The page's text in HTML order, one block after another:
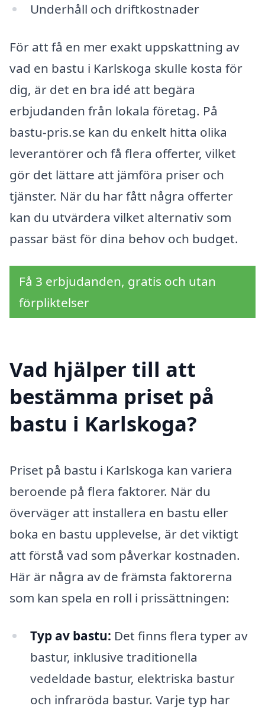
Underhåll och driftkostnader
För att få en mer exakt uppskattning av
vad en bastu i Karlskoga skulle kosta för
dig, är det en bra idé att begära
erbjudanden från lokala företag. På
bastu-pris.se kan du enkelt hitta olika
leverantörer och få flera offerter, vilket
gör det lättare att jämföra priser och
tjänster. När du har fått några offerter
kan du utvärdera vilket alternativ som
passar bäst för dina behov och budget.
Få 3 erbjudanden, gratis och utan
förpliktelser
Vad hjälper till att
bestämma priset på
bastu i Karlskoga?
Priset på bastu i Karlskoga kan variera
beroende på flera faktorer. När du
överväger att installera en bastu eller
boka en bastu upplevelse, är det viktigt
att förstå vad som påverkar kostnaden.
Här är några av de främsta faktorerna
som kan spela en roll i prissättningen:
Typ av bastu: Det finns flera typer av
bastur, inklusive traditionella
vedeldade bastur, elektriska bastur
och infraröda bastur. Varje typ har